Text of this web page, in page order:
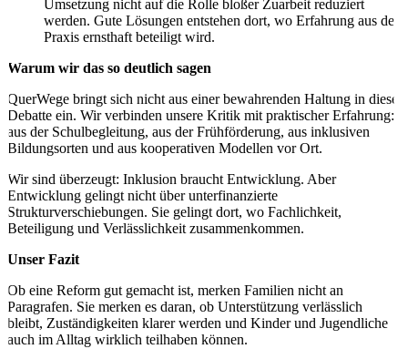
Umsetzung nicht auf die Rolle bloßer Zuarbeit reduziert
werden. Gute Lösungen entstehen dort, wo Erfahrung aus der
Praxis ernsthaft beteiligt wird.
Warum wir das so deutlich sagen
QuerWege bringt sich nicht aus einer bewahrenden Haltung in diese
Debatte ein. Wir verbinden unsere Kritik mit praktischer Erfahrung:
aus der Schulbegleitung, aus der Frühförderung, aus inklusiven
Bildungsorten und aus kooperativen Modellen vor Ort.
Wir sind überzeugt: Inklusion braucht Entwicklung. Aber
Entwicklung gelingt nicht über unterfinanzierte
Strukturverschiebungen. Sie gelingt dort, wo Fachlichkeit,
Beteiligung und Verlässlichkeit zusammenkommen.
Unser Fazit
Ob eine Reform gut gemacht ist, merken Familien nicht an
Paragrafen. Sie merken es daran, ob Unterstützung verlässlich
bleibt, Zuständigkeiten klarer werden und Kinder und Jugendliche
auch im Alltag wirklich teilhaben können.